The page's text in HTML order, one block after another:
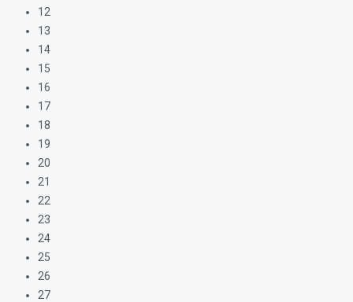
12
13
14
15
16
17
18
19
20
21
22
23
24
25
26
27